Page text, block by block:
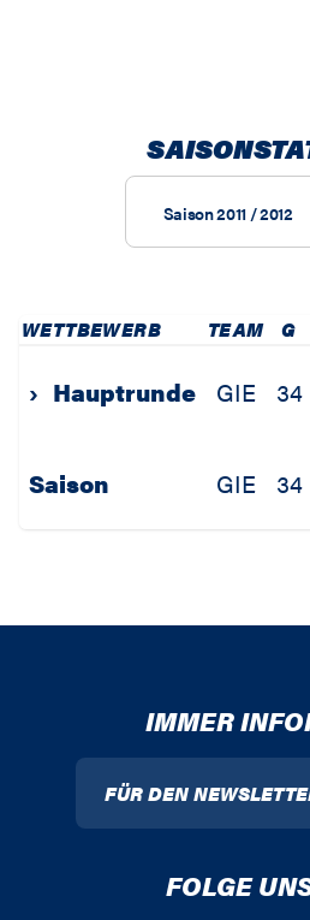
Saison 2011 / 2012
WETTBEWERB TEAM G
› Hauptrunde GIE 34
Saison GIE 34
IMMER
FÜR DEN
FOLGE